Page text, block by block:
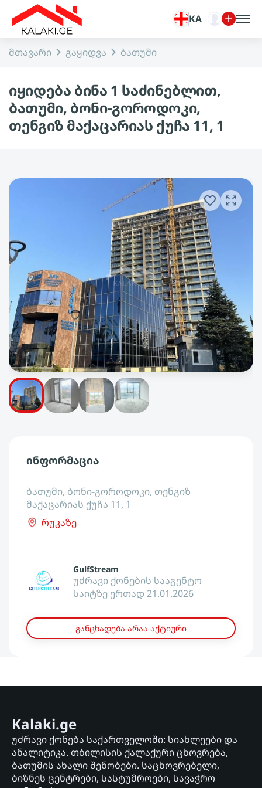
KA
მთავარი გაყიდვა ბათუმი
იყიდება ბინა 1 საძინებლით,
ბათუმი, ბონი-გოროდოკი,
თენგიზ მაქაცარიას ქუჩა 11, 1
ინფორმაცია
ბათუმი, ბონი-გოროდოკი, თენგიზ
მაქაცარიას ქუჩა 11, 1
რუკაზე
GulfStream
უძრავი ქონების სააგენტო
საიტზე ერთად 21.01.2026
განცხადება არაა აქტიური
Kalaki.ge
უძრავი ქონება საქართველოში: სიახლეები და
ანალიტიკა. თბილისის ქალაქური ცხოვრება,
ბათუმის ახალი შენობები. საცხოვრებელი,
ბიზნეს ცენტრები, სასტუმროები, სავაჭრო